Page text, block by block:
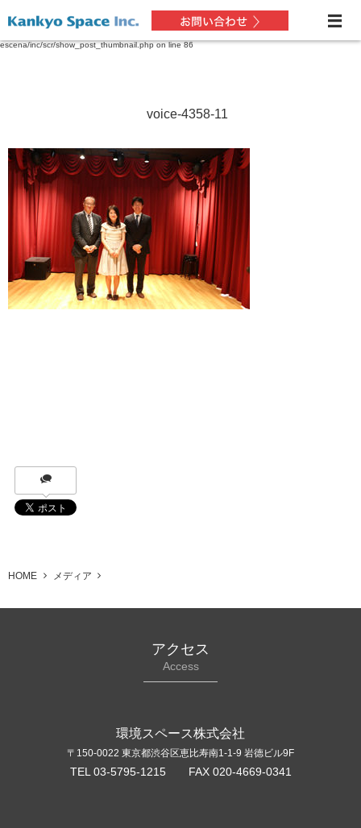
Warning: Only the first byte will be assigned to the string offset in
/home/xs227432/soundzone.jp/public_html/kenchikuwork.soundzone.jp/wp-content/themes/dp-
escena/inc/scr/show_post_thumbnail.phpon line86
voice-4358-11
HOME メディア
アクセス
Access
環境スペース株式会社
〒150-0022 東京都渋谷区恵比寿南1-1-9 岩德ビル9F
TEL 03-5795-1215 FAX 020-4669-0341